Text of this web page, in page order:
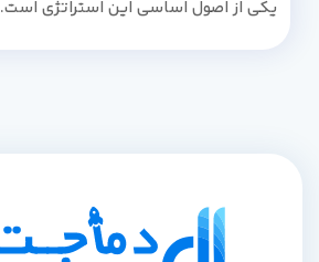
یکی از اصول اساسی این استراتژی است.